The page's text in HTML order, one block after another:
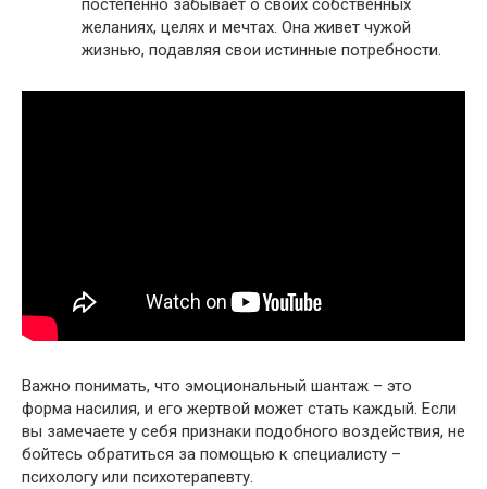
постепенно забывает о своих собственных
желаниях, целях и мечтах.​ Она живет чужой
жизнью, подавляя свои истинные потребности.​
Важно понимать, что эмоциональный шантаж – это
форма насилия, и его жертвой может стать каждый.​ Если
вы замечаете у себя признаки подобного воздействия, не
бойтесь обратиться за помощью к специалисту –
психологу или психотерапевту.​